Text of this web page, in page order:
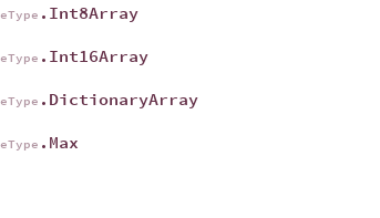
.Int8Array
.Int16Array
.DictionaryArray
.Max